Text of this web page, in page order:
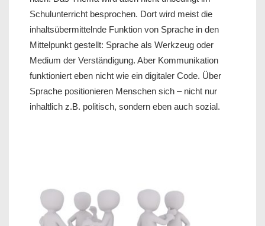
Schulunterricht besprochen. Dort wird meist die
inhaltsübermittelnde Funktion von Sprache in den
Mittelpunkt gestellt: Sprache als Werkzeug oder
Medium der Verständigung. Aber Kommunikation
funktioniert eben nicht wie ein digitaler Code. Über
Sprache positionieren Menschen sich – nicht nur
inhaltlich z.B. politisch, sondern eben auch sozial.